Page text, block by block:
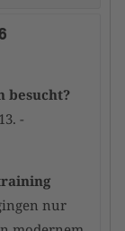
besucht?
-
nur